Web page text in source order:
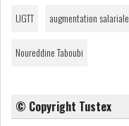
UGTT
augmentation salariale
Noureddine Taboubi
© Copyright Tustex